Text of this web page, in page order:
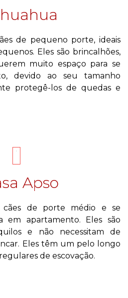
de pequeno porte, ideais
Eles são brincalhões,
muito espaço para se
devido ao seu tamanho
protegê-los de quedas e
Apso
cães de porte médio e se
em apartamento. Eles são
e não necessitam de
Eles têm um pelo longo
de escovação.